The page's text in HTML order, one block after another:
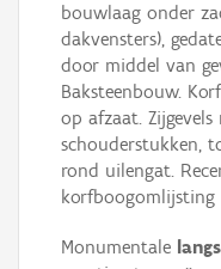
bouwlaag onder
dakvensters),
door middel van
Baksteenbouw.
op afzaat.
schouderstukken,
rond uilengat.
korfboogomlijsting
Monumentale